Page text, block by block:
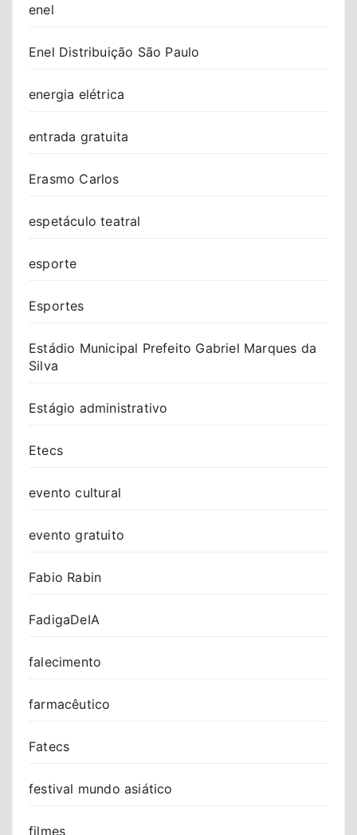
enel
Enel Distribuição São Paulo
energia elétrica
entrada gratuita
Erasmo Carlos
espetáculo teatral
esporte
Esportes
Estádio Municipal Prefeito Gabriel Marques da
Silva
Estágio administrativo
Etecs
evento cultural
evento gratuito
Fabio Rabin
FadigaDeIA
falecimento
farmacêutico
Fatecs
festival mundo asiático
filmes